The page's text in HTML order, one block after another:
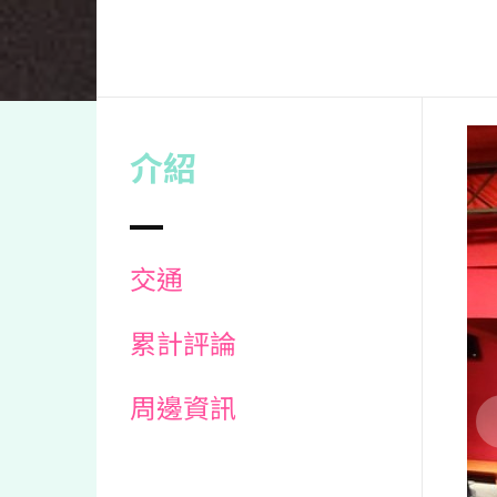
介紹
交通
累計評論
周邊資訊